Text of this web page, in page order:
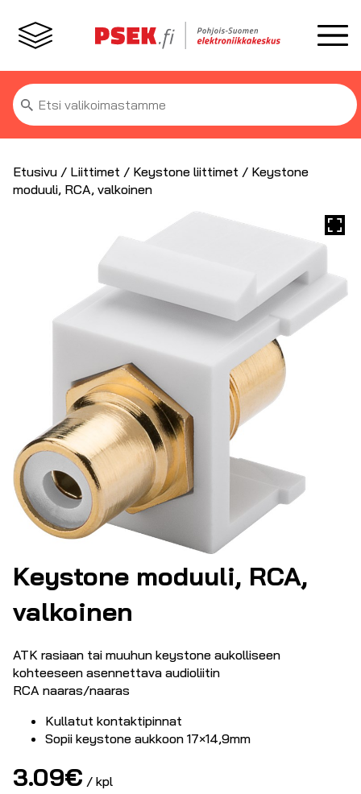
Etsi:
Etusivu / Liittimet / Keystone liittimet / Keystone
moduuli, RCA, valkoinen
Keystone moduuli, RCA,
valkoinen
ATK rasiaan tai muuhun keystone aukolliseen
kohteeseen asennettava audioliitin
RCA naaras/naaras
Kullatut kontaktipinnat
Sopii keystone aukkoon 17×14,9mm
3.09€ / kpl